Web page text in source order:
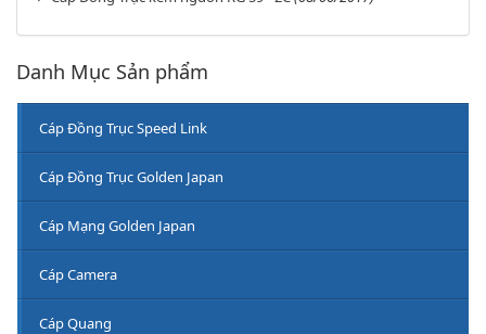
Danh Mục Sản phẩm
Cáp Đồng Trục Speed Link
Cáp Đồng Trục Golden Japan
Cáp Mạng Golden Japan
Cáp Camera
Cáp Quang